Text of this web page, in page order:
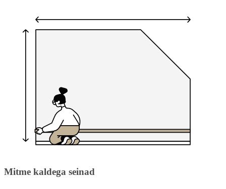
Mitme kaldega seinad